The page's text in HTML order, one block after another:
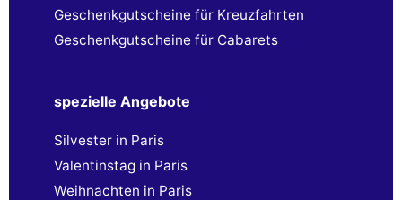
Geschenkgutscheine für Kreuzfahrten
Geschenkgutscheine für Cabarets
spezielle Angebote
Silvester in Paris
Valentinstag in Paris
Weihnachten in Paris